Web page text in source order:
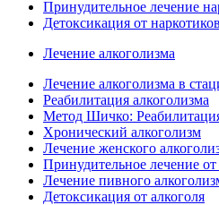
Принудительное лечение
Детоксикация от наркотиков
Лечение алкоголизма
Лечение алкоголизма в
Реабилитация алкоголизма
Метод Шичко:
Хронический алкоголизм
Лечение женского
Принудительное лечение от
Лечение пивного
Детоксикация от алкоголя